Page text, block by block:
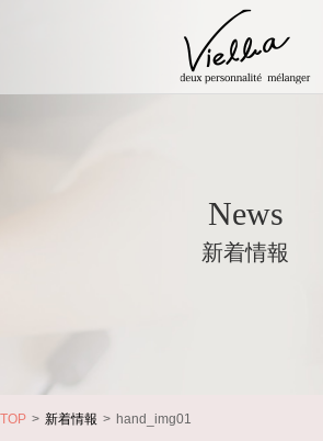
News
新着情報
TOP 新着情報 hand_img01